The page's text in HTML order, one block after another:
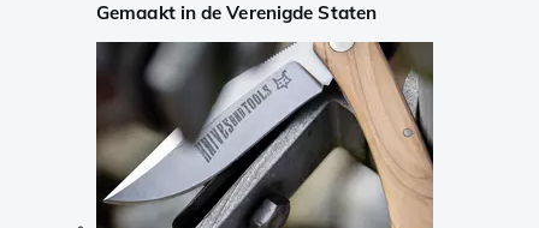
Gemaakt in de Verenigde Staten